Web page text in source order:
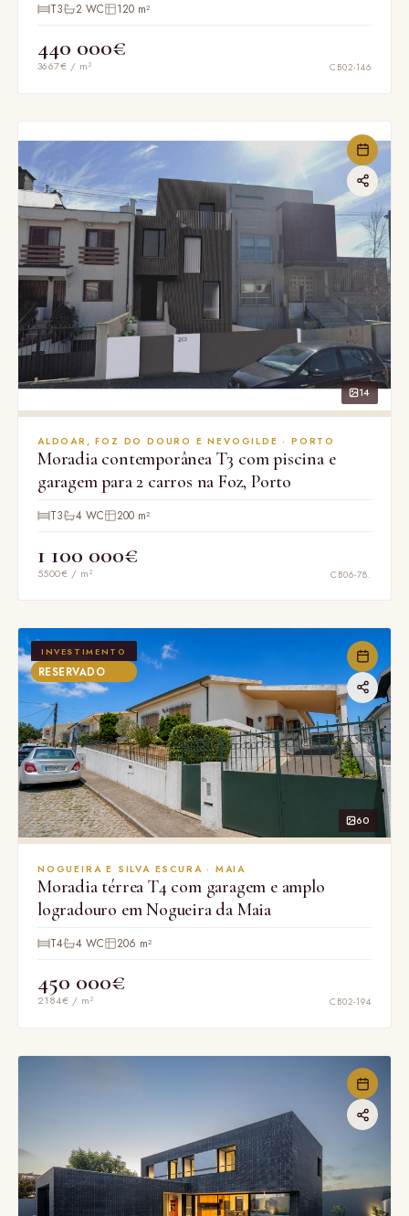
T3 2 WC 120 m²
440 000€
3667€ / m² CB02-146
14
ALDOAR, FOZ DO DOURO E NEVOGILDE · PORTO
Moradia contemporânea T3 com piscina e
garagem para 2 carros na Foz, Porto
T3 4 WC 200 m²
1 100 000€
5500€ / m² CB06-78.
INVESTIMENTO
RESERVADO
60
NOGUEIRA E SILVA ESCURA · MAIA
Moradia térrea T4 com garagem e amplo
logradouro em Nogueira da Maia
T4 4 WC 206 m²
450 000€
2184€ / m² CB02-194